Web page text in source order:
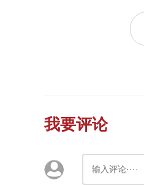
我要评论